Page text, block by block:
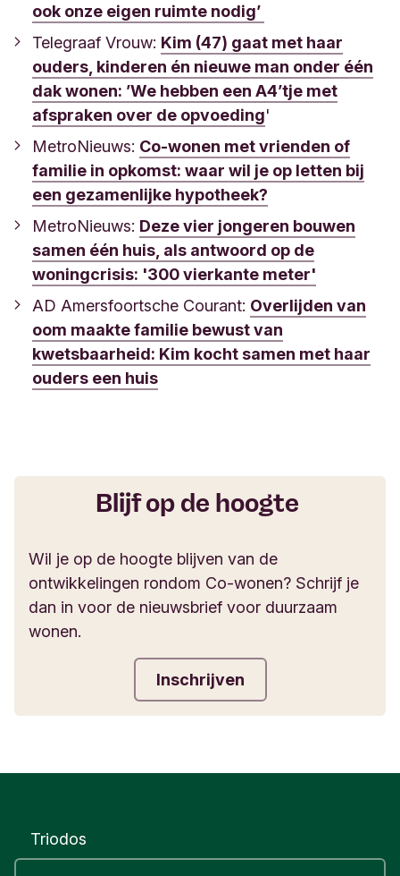
ook onze eigen ruimte nodig’
Telegraaf Vrouw: Kim (47) gaat met haar
ouders, kinderen én nieuwe man onder één
dak wonen: ’We hebben een A4’tje met
afspraken over de opvoeding'
MetroNieuws: Co-wonen met vrienden of
familie in opkomst: waar wil je op letten bij
een gezamenlijke hypotheek?
MetroNieuws: Deze vier jongeren bouwen
samen één huis, als antwoord op de
woningcrisis: '300 vierkante meter'
AD Amersfoortsche Courant: Overlijden van
oom maakte familie bewust van
kwetsbaarheid: Kim kocht samen met haar
ouders een huis
Blijf op de hoogte
Wil je op de hoogte blijven van de
ontwikkelingen rondom Co-wonen? Schrijf je
dan in voor de nieuwsbrief voor duurzaam
wonen.
Inschrijven
Triodos